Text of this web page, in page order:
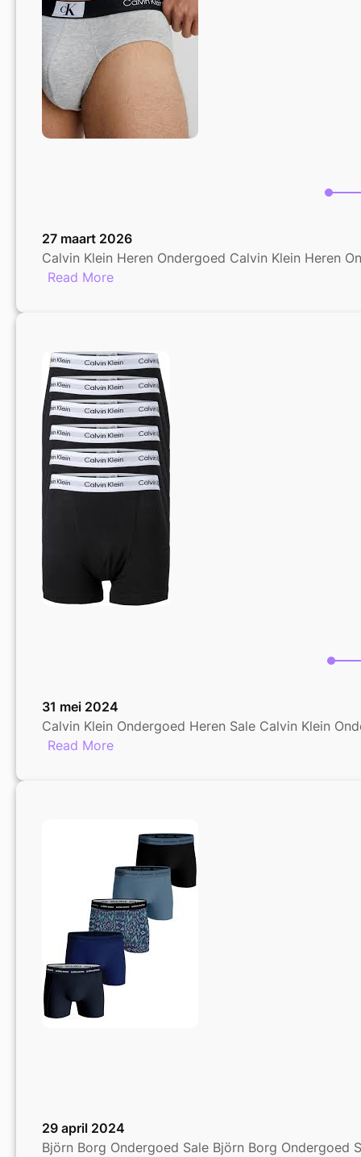
27 maart 2026
Calvin Klein Heren Ondergoed Calvin Klein Heren
Read More:
Klein
Heren
Ondergoed
voor
Comfort
en
Kwaliteit
31 mei 2024
Calvin Klein Ondergoed Heren Sale Calvin Klein
Read More:
Sale:
Profiteer
Nu
van
Hoge
Kortingen!
29 april 2024
Björn Borg Ondergoed Sale Björn Borg